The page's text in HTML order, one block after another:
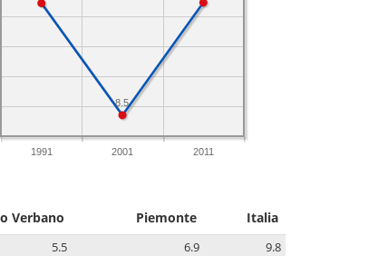
1991 2001 2011
8.5
Verbano Piemonte Italia
5.5 6.9
9.8